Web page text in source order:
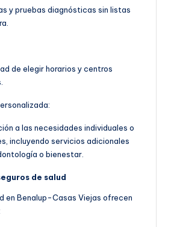
y pruebas diagnósticas sin listas
de elegir horarios y centros
a las necesidades individuales o
incluyendo servicios adicionales
o bienestar.
de salud
en Benalup-Casas Viejas ofrecen